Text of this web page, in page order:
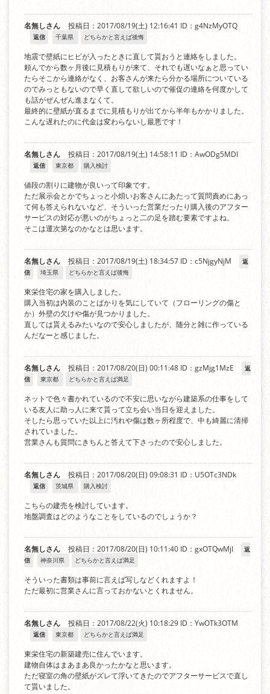
名無しさん 投稿日：2017/08/19(土) 12:16:41 ID：g4NzMyOTQ
返信 千葉県 どちらかと言えば後悔
地震で壁紙にヒビが入ったときに直して貰おうと連絡をしました。
頼んでから数ヶ月後に見積もりが来て、それでも遅いなぁと思ってい
たらそこから連絡がなく、お客さんが来たら分かる場所についている
のでみっともないので早く直して欲しいので催促の連絡を何度かして
も話がぜんぜん進まなくて。
最終的に壁紙が直るまでに見積もりが出てから半年もかかりました。
こんな遅れたのに代金は変わらないし最悪です！
名無しさん 投稿日：2017/08/19(土) 14:58:11 ID：AwODg5MDI
返信 東京都 購入検討
値段の割りに建物が良いって印象です。
ただ展示会とかでちょっと小煩いお客さんにあたって質問責めにあっ
て何も答えられないなど、そういった営業だったり購入後のアフター
サービスの対応が悪いのがちょっと二の足を踏む要素ですよね。
そこは運次第なのかなとは思います。
名無しさん 投稿日：2017/08/19(土) 18:34:57 ID：c5NjgyNjM
返
信
埼玉県 どちらかと言えば後悔
東栄住宅の家を購入しました。
購入当初は内装のことばかりを気にしていて（フローリングの傷と
か）外壁の欠けや傷が見つかりました。
直しては貰えるみたいなので安心しましたが、随分と雑に作っている
んだなーと感じました。
名無しさん 投稿日：2017/08/20(日) 00:11:48 ID：gzMjg1MzE
返
信
東京都 どちらかと言えば満足
ネットで色々書かれているので不安に思いながら建築系の仕事をして
いる友人に助っ人に来て貰って立ち会い当日を迎えました。
そしたら思っていた以上に汚れや傷は数ヶ所程度で、中も綺麗に清掃
されていました。
営業さんも質問にきちんと答えて下さったので安心しました。
名無しさん 投稿日：2017/08/20(日) 09:08:31 ID：U5OTc3NDk
返信 茨城県 購入検討
こちらの建売を検討しています。
地盤調査はどのようなことをしているのでしょうか？
名無しさん 投稿日：2017/08/20(日) 10:11:40 ID：gxOTQwMjI
返
信
神奈川県 どちらかと言えば満足
そういった書類は事前に言えば写しなどくれますよ！
ただ最初に営業さんに言っておかないとくれません。
名無しさん 投稿日：2017/08/22(火) 10:18:29 ID：YwOTk3OTM
返信 東京都 どちらかと言えば満足
東栄住宅の新築建売に住んでいます。
建物自体はまあまあ良かったかなと思います。
ただ寝室の角の壁紙がズレて浮いてきたのでアフターサービスで直し
て貰いました。